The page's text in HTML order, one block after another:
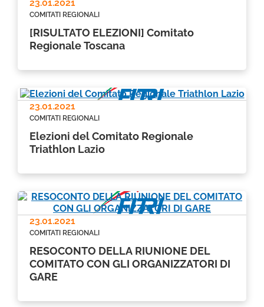
23.01.2021
COMITATI REGIONALI
[RISULTATO ELEZIONI] Comitato
Regionale Toscana
23.01.2021
COMITATI REGIONALI
Elezioni del Comitato Regionale
Triathlon Lazio
23.01.2021
COMITATI REGIONALI
RESOCONTO DELLA RIUNIONE DEL
COMITATO CON GLI ORGANIZZATORI DI
GARE